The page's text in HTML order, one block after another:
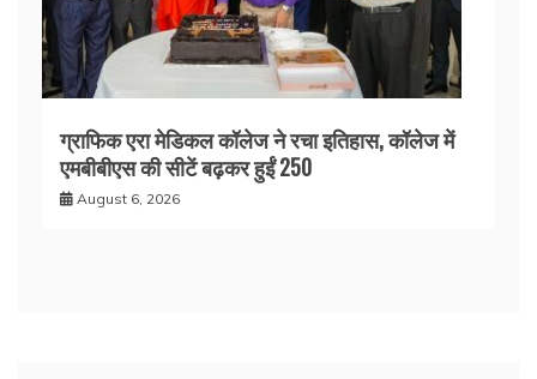
ग्राफिक एरा मेडिकल कॉलेज ने रचा इतिहास, कॉलेज में
एमबीबीएस की सीटें बढ़कर हुईं 250
August 6, 2026